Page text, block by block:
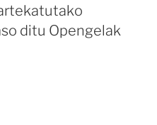
ditu Opengelak